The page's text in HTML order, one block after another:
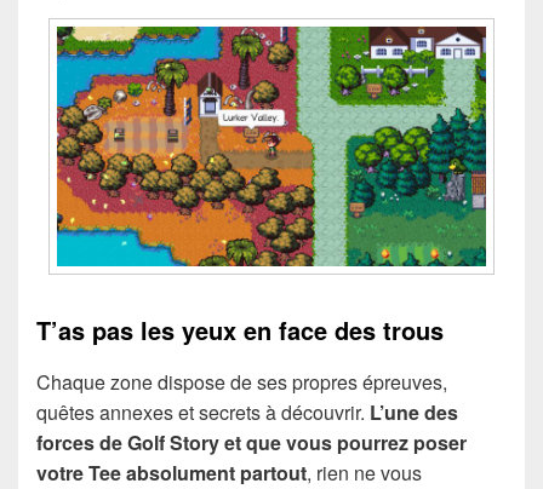
T’as pas les yeux en face des trous
Chaque zone dispose de ses propres épreuves,
quêtes annexes et secrets à découvrir. L’une des
forces de Golf Story et que vous pourrez poser
votre Tee absolument partout, rien ne vous